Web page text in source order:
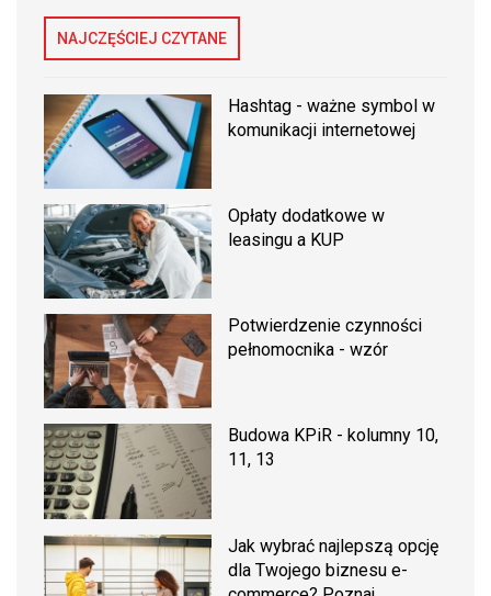
NAJCZĘŚCIEJ CZYTANE
Hashtag - ważne symbol w
komunikacji internetowej
Opłaty dodatkowe w
leasingu a KUP
Potwierdzenie czynności
pełnomocnika - wzór
Budowa KPiR - kolumny 10,
11, 13
Jak wybrać najlepszą opcję
dla Twojego biznesu e-